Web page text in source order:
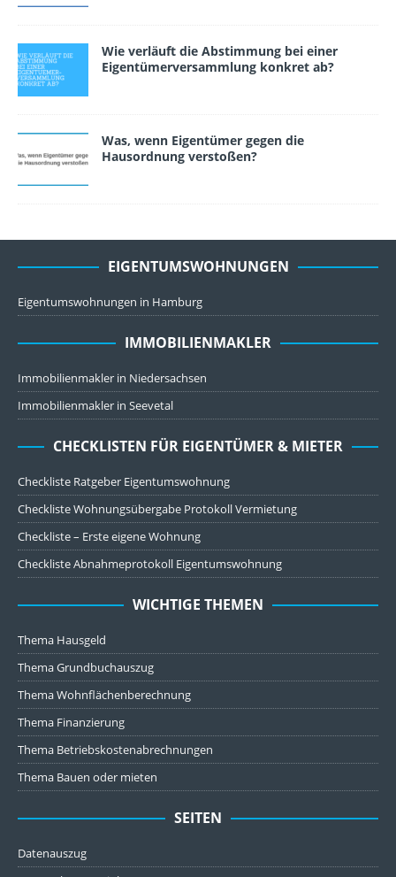
Wie verläuft die Abstimmung bei einer
Eigentümerversammlung konkret ab?
Was, wenn Eigentümer gegen die
Hausordnung versto­ßen?
EIGENTUMSWOHNUNGEN
Eigentumswohnungen in Hamburg
IMMOBILIENMAKLER
Immobilienmakler in Niedersachsen
Immobilienmakler in Seevetal
CHECKLISTEN FÜR EIGENTÜMER & MIETER
Checkliste Ratgeber Eigentumswohnung
Checkliste Wohnungsübergabe Protokoll Vermietung
Checkliste – Erste eigene Wohnung
Checkliste Abnahmeprotokoll Eigentumswohnung
WICHTIGE THEMEN
Thema Hausgeld
Thema Grundbuchauszug
Thema Wohnflächenberechnung
Thema Finanzierung
Thema Betriebskostenabrechnungen
Thema Bauen oder mieten
SEITEN
Datenauszug